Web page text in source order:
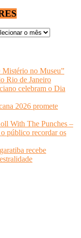
Mistério no Museu”
Rio de Janeiro
celebram o Dia
2026 promete
With The Punches –
público recordar os
recebe